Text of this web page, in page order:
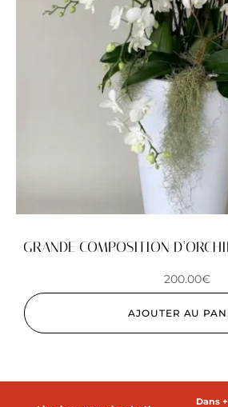
GRANDE COMPOSITION
200.00€
AJOUTER AU
Dans